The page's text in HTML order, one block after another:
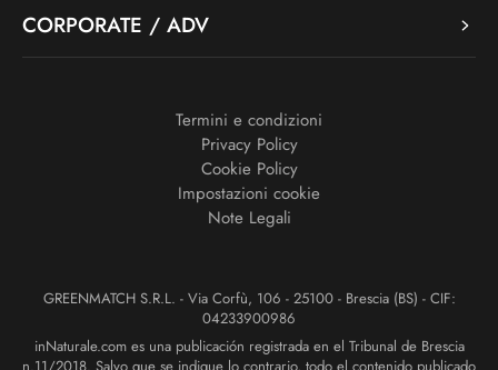
CORPORATE / ADV
Termini e condizioni
Privacy Policy
Cookie Policy
Impostazioni cookie
Note Legali
GREENMATCH S.R.L. - Via Corfù, 106 - 25100 - Brescia (BS) - CIF:
04233900986
inNaturale.com es una publicación registrada en el Tribunal de Brescia